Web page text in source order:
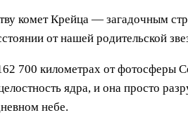
комет Крейца — загадочным
от нашей родительской
700 километрах от фотосферы
ядра, и она просто
небе.